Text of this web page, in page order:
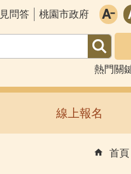
問答 桃園市政府
熱門關
線上報名
首頁